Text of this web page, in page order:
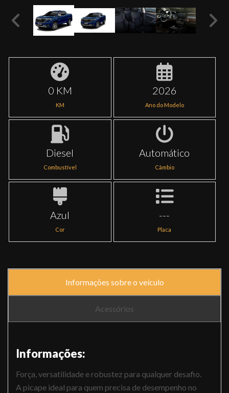
0 KM
KM
2026
Ano do Modelo
Diesel
Combustível
Automático
Câmbio
Azul
Cor
---
Placa
Informações sobre o veículo
Acessórios
Informações:
Força, versatilidade e robustez para qualquer desafio.
A picape ideal para quem precisa de desempenho no